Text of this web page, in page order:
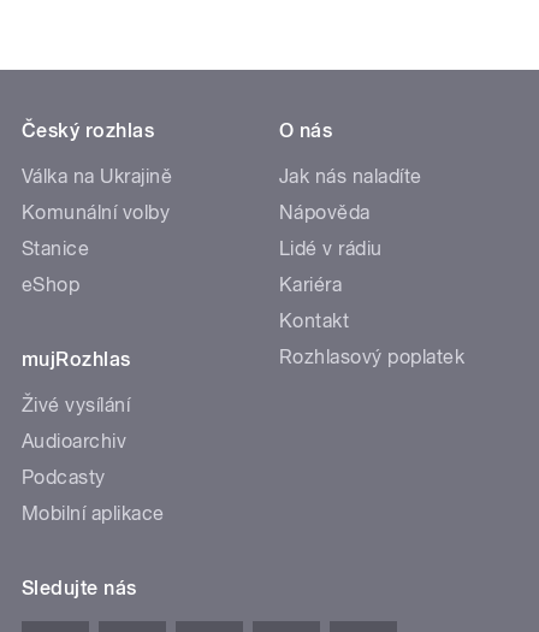
Český rozhlas
Válka na Ukrajině
Komunální volby
Stanice
eShop
mujRozhlas
Živé vysílání
Audioarchiv
Podcasty
Mobilní aplikace
O nás
Jak nás naladíte
Nápověda
Lidé v rádiu
Kariéra
Kontakt
Rozhlasový poplatek
Sledujte nás